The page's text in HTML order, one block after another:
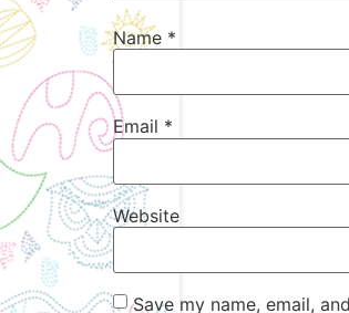
Name *
Email *
Website
Save my name, email,